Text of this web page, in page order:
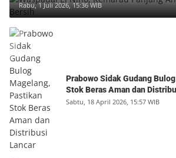
Rabu, 1 Juli 2026, 15:36 WIB
Prabowo Sidak Gudang
Stok Beras Aman dan
Sabtu, 18 April 2026, 15:57 WIB